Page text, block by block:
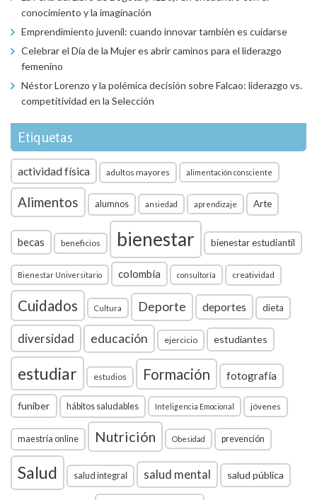
conocimiento y la imaginación
Emprendimiento juvenil: cuando innovar también es cuidarse
Celebrar el Día de la Mujer es abrir caminos para el liderazgo
femenino
Néstor Lorenzo y la polémica decisión sobre Falcao: liderazgo vs.
competitividad en la Selección
Etiquetas
actividad física adultos mayores alimentación consciente
Alimentos alumnos ansiedad aprendizaje Arte
becas beneficios bienestar bienestar estudiantil
Bienestar Universitario colombia consultoría creatividad
Cuidados Cultura Deporte deportes dieta
diversidad educación ejercicio estudiantes
estudiar estudios Formación fotografía
funiber hábitos saludables Inteligencia Emocional jóvenes
maestría online Nutrición Obesidad prevención
Salud salud integral salud mental salud pública